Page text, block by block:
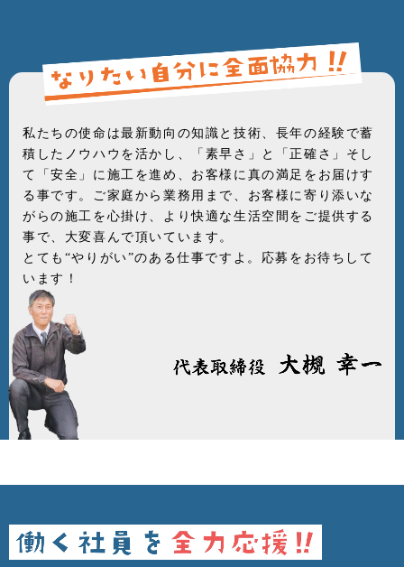
私たちの使命は最新動向の知識と技術、長年の経験で蓄
積したノウハウを活かし、「素早さ」と「正確さ」そし
て「安全」に施工を進め、お客様に真の満足をお届けす
る事です。ご家庭から業務用まで、お客様に寄り添いな
がらの施工を心掛け、より快適な生活空間をご提供する
事で、大変喜んで頂いています。
とても“やりがい”のある仕事ですよ。応募をお待ちして
います！